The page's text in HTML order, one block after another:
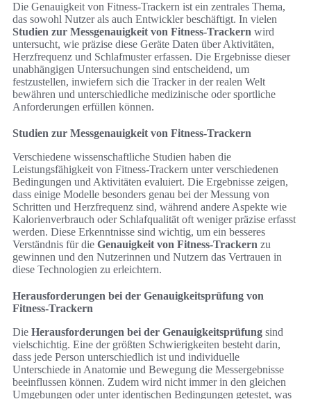
Die Genauigkeit von Fitness-Trackern ist ein zentrales Thema,
das sowohl Nutzer als auch Entwickler beschäftigt. In vielen
Studien zur Messgenauigkeit von Fitness-Trackern wird
untersucht, wie präzise diese Geräte Daten über Aktivitäten,
Herzfrequenz und Schlafmuster erfassen. Die Ergebnisse dieser
unabhängigen Untersuchungen sind entscheidend, um
festzustellen, inwiefern sich die Tracker in der realen Welt
bewähren und unterschiedliche medizinische oder sportliche
Anforderungen erfüllen können.
Studien zur Messgenauigkeit von Fitness-Trackern
Verschiedene wissenschaftliche Studien haben die
Leistungsfähigkeit von Fitness-Trackern unter verschiedenen
Bedingungen und Aktivitäten evaluiert. Die Ergebnisse zeigen,
dass einige Modelle besonders genau bei der Messung von
Schritten und Herzfrequenz sind, während andere Aspekte wie
Kalorienverbrauch oder Schlafqualität oft weniger präzise erfasst
werden. Diese Erkenntnisse sind wichtig, um ein besseres
Verständnis für die Genauigkeit von Fitness-Trackern zu
gewinnen und den Nutzerinnen und Nutzern das Vertrauen in
diese Technologien zu erleichtern.
Herausforderungen bei der Genauigkeitsprüfung von
Fitness-Trackern
Die Herausforderungen bei der Genauigkeitsprüfung sind
vielschichtig. Eine der größten Schwierigkeiten besteht darin,
dass jede Person unterschiedlich ist und individuelle
Unterschiede in Anatomie und Bewegung die Messergebnisse
beeinflussen können. Zudem wird nicht immer in den gleichen
Umgebungen oder unter identischen Bedingungen getestet, was